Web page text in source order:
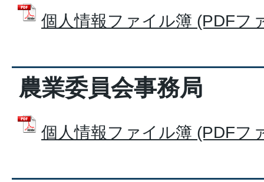
個人情報ファイル簿 (PDFフ
農業委員会事務局
個人情報ファイル簿 (PDFフ